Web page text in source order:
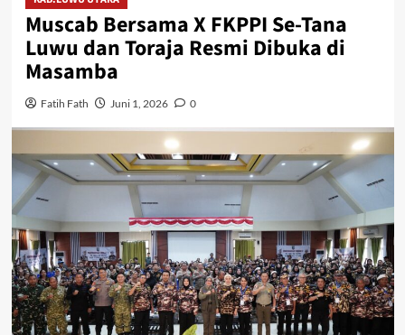
Muscab Bersama X FKPPI Se-Tana
Luwu dan Toraja Resmi Dibuka di
Masamba
Fatih Fath Juni 1, 2026 0